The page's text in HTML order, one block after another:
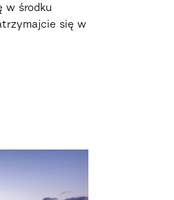
w środku
się w